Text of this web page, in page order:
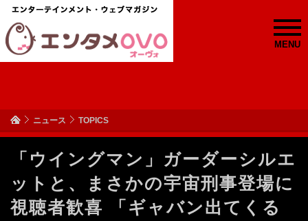
MENU
ニュース TOPICS
「ウイングマン」ガーダーシルエ
ットと、まさかの宇宙刑事登場に
視聴者歓喜 「ギャバン出てくる